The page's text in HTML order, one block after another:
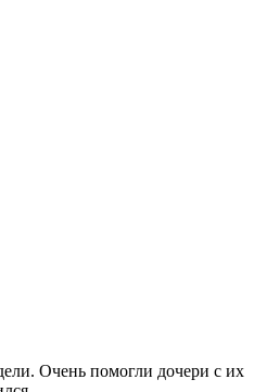
Очень помогли дочери с их